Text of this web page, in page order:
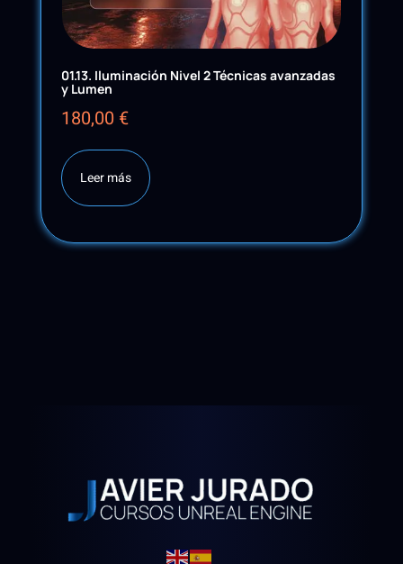
01.13. Iluminación Nivel 2 Técnicas avanzadas
y Lumen
180,00 €
Leer más